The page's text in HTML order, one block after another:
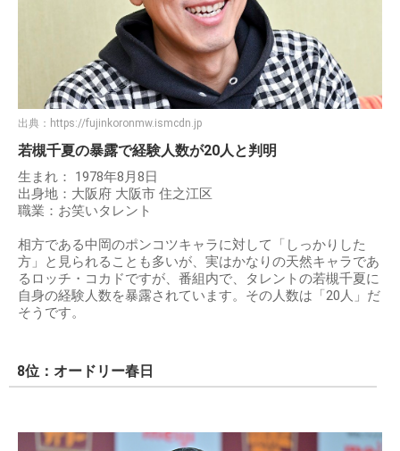
出典： https://fujinkoronmw.ismcdn.jp
若槻千夏の暴露で経験人数が20人と判明
生まれ： 1978年8月8日
出身地：大阪府 大阪市 住之江区
職業：お笑いタレント
相方である中岡のポンコツキャラに対して「しっかりした
方」と見られることも多いが、実はかなりの天然キャラであ
るロッチ・コカドですが、番組内で、タレントの若槻千夏に
自身の経験人数を暴露されています。その人数は「20人」だ
そうです。
8位：オードリー春日